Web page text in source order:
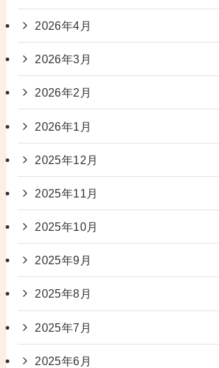
2026年4月
2026年3月
2026年2月
2026年1月
2025年12月
2025年11月
2025年10月
2025年9月
2025年8月
2025年7月
2025年6月